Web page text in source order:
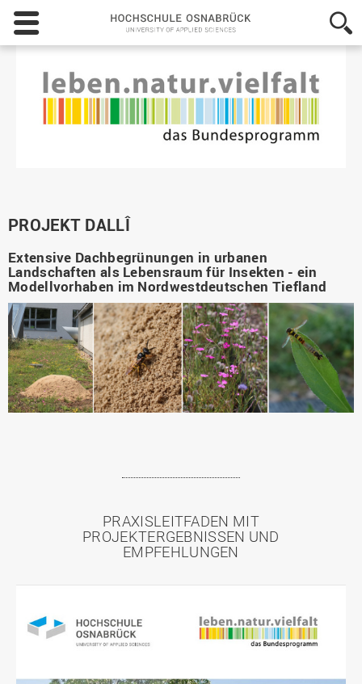
Hochschule
Osnabrück
-
of
Applied
PROJEKT DALLÎ
Extensive Dachbegrünungen in urbanen
Landschaften als Lebensraum für Insekten - ein
Modellvorhaben im Nordwestdeutschen Tiefland
PRAXISLEITFADEN MIT
PROJEKTERGEBNISSEN UND
EMPFEHLUNGEN